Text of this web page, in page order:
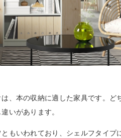
、本の収納に適した家具です。
いがあります。
もいわれており、シェルフタイ